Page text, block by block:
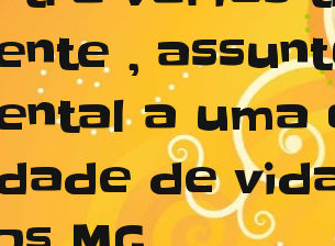
,
a uma
de